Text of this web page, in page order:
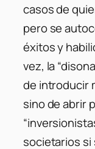
casos de
pero se
éxitos y
vez, la
de introducir
sino de abrir
societarios